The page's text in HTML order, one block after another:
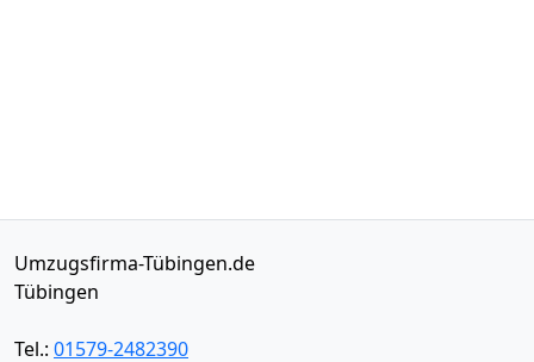
Umzugsfirma-Tübingen.de
Tübingen
Tel.: 01579-2482390